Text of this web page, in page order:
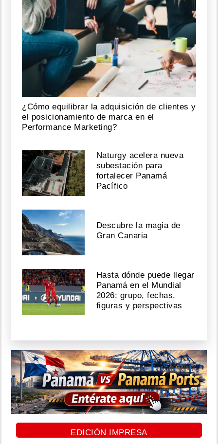
¿Cómo equilibrar la adquisición de clientes y
el posicionamiento de marca en el
Performance Marketing?
Naturgy acelera nueva
subestación para
fortalecer Panamá
Pacífico
Descubre la magia de
Gran Canaria
Hasta dónde puede llegar
Panamá en el Mundial
2026: grupo, fechas,
figuras y perspectivas
EDICIÓN IMPRESA